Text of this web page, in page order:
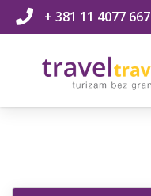
+ 381 11 4077 667